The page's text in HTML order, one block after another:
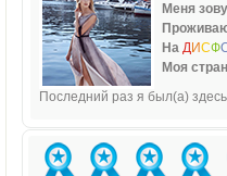
Меня
На ДИСФ
Моя
Последний раз я был(а)